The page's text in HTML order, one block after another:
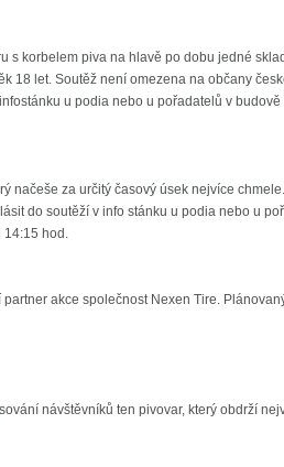
s korbelem piva na hlavě po dobu jedné
18 let. Soutěž není omezena na občany
u podia nebo u pořadatelů v
načeše za určitý časový úsek nejvíce
do soutěží v info stánku u podia nebo u
14:15 hod.
akce společnost Nexen Tire.
návštěvníků ten pivovar, který obdrží